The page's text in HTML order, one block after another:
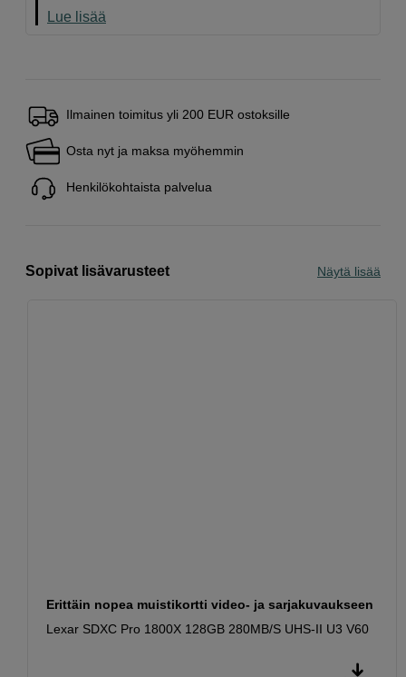
Lue lisää
Ilmainen toimitus yli 200 EUR ostoksille
Osta nyt ja maksa myöhemmin
Henkilökohtaista palvelua
Sopivat lisävarusteet Näytä lisää
Erittäin nopea muistikortti video- ja sarjakuvaukseen
Lexar SDXC Pro 1800X 128GB 280MB/S UHS-II U3 V60